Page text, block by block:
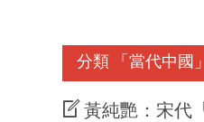
分類 「當代中國」
黃純艷：宋代